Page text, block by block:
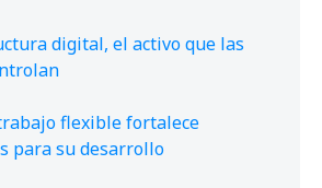
digital, el activo que las
flexible fortalece
para su desarrollo